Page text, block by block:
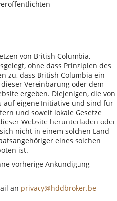
von British Columbia,
ohne dass Prinzipien des
zu, dass British Columbia ein
Vereinbarung oder dem
ergeben. Diejenigen, die von
auf eigene Initiative und sind für
und soweit lokale Gesetze
Website herunterladen oder
nicht in einem solchen Land
eines solchen
ist.
vorherige Ankündigung
an privacy@hddbroker.be